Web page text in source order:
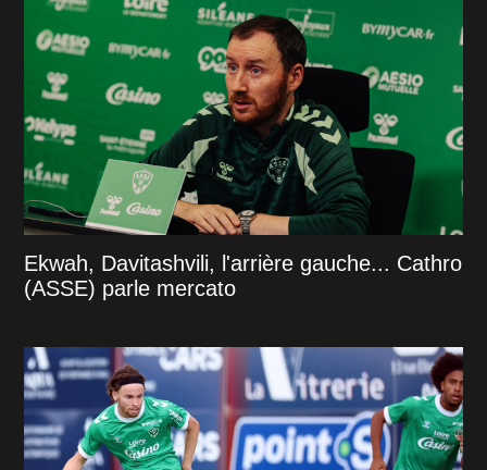
Ekwah, Davitashvili, l'arrière gauche... Cathro
(ASSE) parle mercato